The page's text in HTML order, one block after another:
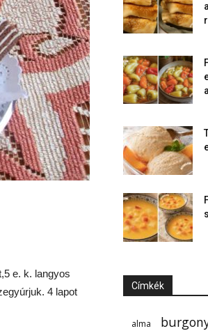
e. k. langyos
4 lapot
Címkék
alma